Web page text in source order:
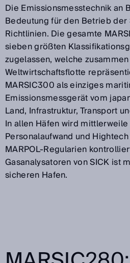
Die Emissionsmesstechnik an
Bedeutung für den Betrieb
Richtlinien. Die gesamte
sieben größten
zugelassen, welche
Weltwirtschaftsflotte
MARSIC300 als einziges
Emissionsmessgerät vom
Land, Infrastruktur, Transport
In allen Häfen wird
Personalaufwand und
MARPOL-Regularien
Gasanalysatoren von SICK ist
sicheren Hafen.